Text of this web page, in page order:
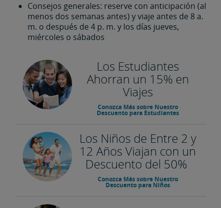
Consejos generales: reserve con anticipación (al
menos dos semanas antes) y viaje antes de 8 a.
m. o después de 4 p. m. y los días jueves,
miércoles o sábados
Los Estudiantes
Ahorran un 15% en
Viajes
Conozca Más sobre Nuestro
Descuento para Estudiantes
Los Niños de Entre 2 y
12 Años Viajan con un
Descuento del 50%
Conozca Más sobre Nuestro
Descuento para Niños